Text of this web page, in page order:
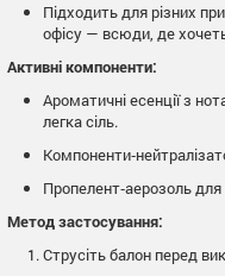
Підходить для різних
офісу — всюди, де
Активні компоненти:
Ароматичні есенції з
легка сіль.
Пропелент‑аерозоль
Метод застосування:
Струсіть балон перед